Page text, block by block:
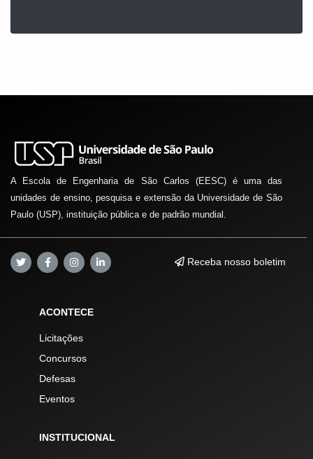
A Escola de Engenharia de São Carlos (EESC) é uma das
unidades de ensino, pesquisa e extensão da Universidade de São
Paulo (USP), instituição pública e de padrão mundial.
Receba nosso boletim
ACONTECE
Licitações
Concursos
Defesas
Eventos
INSTITUCIONAL